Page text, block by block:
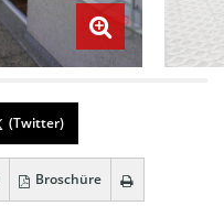
(Twitter)
Broschüre